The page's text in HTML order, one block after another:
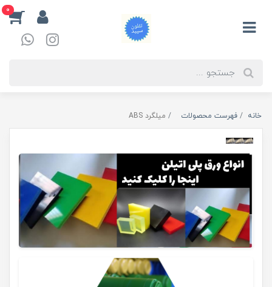
0
خانه فهرست محصولات میلگرد ABS